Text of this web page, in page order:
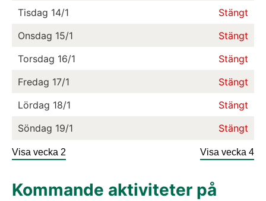
Tisdag 14/1
Stängt
Onsdag 15/1
Stängt
Torsdag 16/1
Stängt
Fredag 17/1
Stängt
Lördag 18/1
Stängt
Söndag 19/1 Stängt
Visa vecka 2 Visa vecka 4
Kommande aktiviteter på